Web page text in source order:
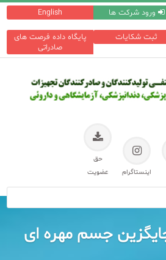
English ورود شرکت ها
پایگاه داده فرصت های
صادراتی
ثبت شکایات
اینستاگرام
حق
عضویت
جسم مهره ای